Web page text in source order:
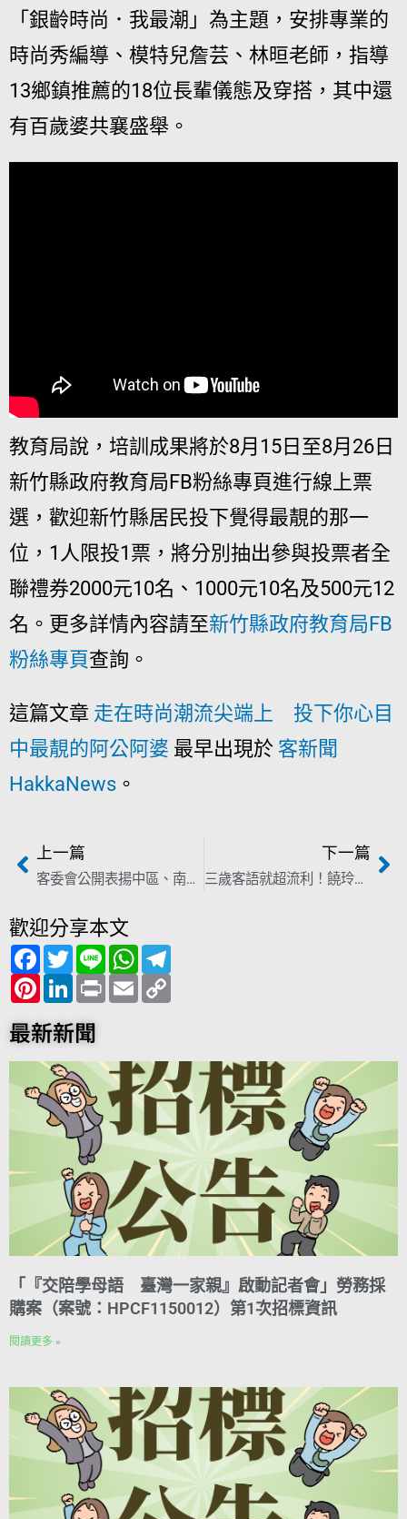
「銀齡時尚．我最潮」為主題，安排專業的
時尚秀編導、模特兒詹芸、林晅老師，指導
13鄉鎮推薦的18位長輩儀態及穿搭，其中還
有百歲婆共襄盛舉。
教育局說，培訓成果將於8月15日至8月26日
新竹縣政府教育局FB粉絲專頁進行線上票
選，歡迎新竹縣居民投下覺得最靚的那一
位，1人限投1票，將分別抽出參與投票者全
聯禮券2000元10名、1000元10名及500元12
名。更多詳情內容請至新竹縣政府教育局FB
粉絲專頁查詢。
這篇文章 走在時尚潮流尖端上 投下你心目
中最靚的阿公阿婆 最早出現於 客新聞
HakkaNews 。
上一篇
客委會公開表揚中區、南區客語家庭 1200位鄉親上臺領獎！
下一篇
三歲客語就超流利！饒玲旭客、英、日、泰、印尼歌全難不倒！
歡迎分享本文
F
a
c
e
b
o
o
k
T
w
i
t
t
e
r
L
i
n
e
W
h
a
t
s
p m
P
i
n
t
e
r
e
s
t
L
i
n
k
e
d
I
n
P
r
i
E
m
a
i
n
k
最新新聞
「『交陪學母語 臺灣一家親』啟動記者會」勞務採
購案（案號：HPCF1150012）第1次招標資訊
閱讀更多 »